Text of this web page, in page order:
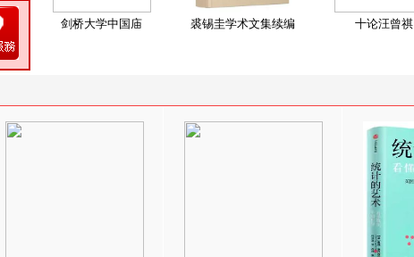
剑桥大学中国庙 裘锡圭学术文集续编 十论汪曾祺